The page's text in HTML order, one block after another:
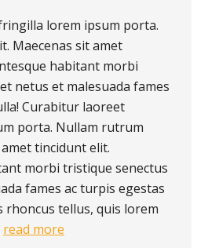
lorem ipsum porta.
Maecenas sit amet
habitant morbi
netus et malesuada fames
Curabitur laoreet
porta. Nullam rutrum
tincidunt elit.
morbi tristique senectus
fames ac turpis egestas
rhoncus tellus, quis lorem
read more